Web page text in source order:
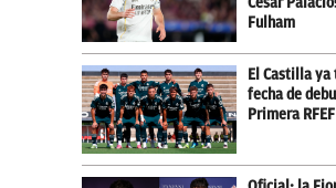
Fulham
El Castilla ya
fecha de
Primera RFEF